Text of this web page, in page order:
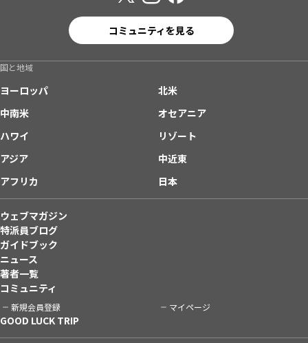
コミュニティを見る
国と地域
ヨーロッパ
北米
中南米
オセアニア
ハワイ
リゾート
アジア
中近東
アフリカ
日本
ウェブマガジン
特派員ブログ
ガイドブック
ニュース
著者一覧
コミュニティ
新規会員登録 マイページ
GOOD LUCK TRIP